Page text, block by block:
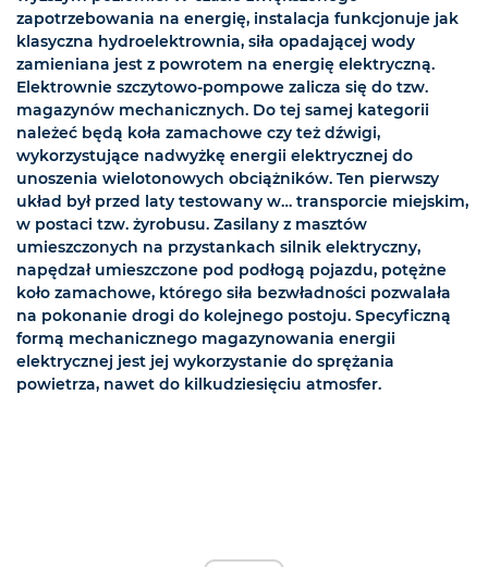
zapotrzebowania na energię, instalacja funkcjonuje jak
klasyczna hydroelektrownia, siła opadającej wody
zamieniana jest z powrotem na energię elektryczną.
Elektrownie szczytowo-pompowe zalicza się do tzw.
magazynów mechanicznych. Do tej samej kategorii
należeć będą koła zamachowe czy też dźwigi,
wykorzystujące nadwyżkę energii elektrycznej do
unoszenia wielotonowych obciążników. Ten pierwszy
układ był przed laty testowany w… transporcie miejskim,
w postaci tzw. żyrobusu. Zasilany z masztów
umieszczonych na przystankach silnik elektryczny,
napędzał umieszczone pod podłogą pojazdu, potężne
koło zamachowe, którego siła bezwładności pozwalała
na pokonanie drogi do kolejnego postoju. Specyficzną
formą mechanicznego magazynowania energii
elektrycznej jest jej wykorzystanie do sprężania
powietrza, nawet do kilkudziesięciu atmosfer.